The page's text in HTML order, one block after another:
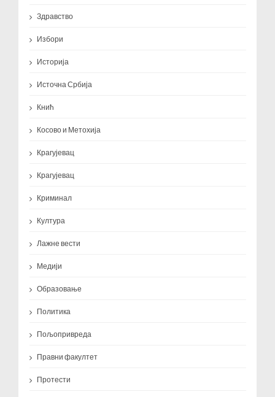
Здравство
Избори
Историја
Источна Србија
Кнић
Косово и Метохија
Крагујевац
Крагујевац
Криминал
Култура
Лажне вести
Медији
Образовање
Политика
Пољопривреда
Правни факултет
Протести